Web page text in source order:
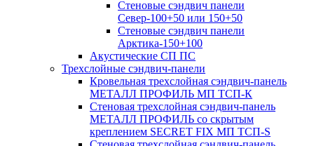
Cтеновые сэндвич панели
Север-100+50 или 150+50
Cтеновые сэндвич панели
Арктика-150+100
Акустические СП ПС
Трехслойные сэндвич-панели
Кровельная трехслойная сэндвич-панель
МЕТАЛЛ ПРОФИЛЬ МП ТСП-К
Стеновая трехслойная сэндвич-панель
МЕТАЛЛ ПРОФИЛЬ со скрытым
креплением SECRET FIX МП ТСП-S